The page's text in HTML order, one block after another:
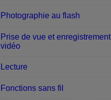
Photographie au flash
Prise de vue et enregistrement
vidéo
Lecture
Fonctions sans fil